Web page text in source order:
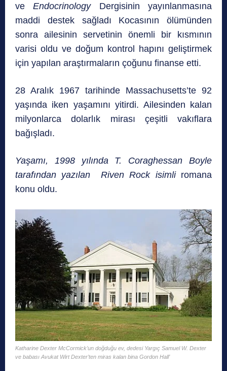
veEndocrinologyDergisinin yayınlanmasına
maddi destek sağladı Kocasının ölümünden
sonra ailesinin servetinin önemli bir kısmının
varisi oldu ve doğum kontrol hapını geliştirmek
için yapılan araştırmaların çoğunu finanse etti.
28 Aralık 1967 tarihinde Massachusetts’te 92
yaşında iken yaşamını yitirdi. Ailesinden kalan
milyonlarca dolarlık mirası çeşitli vakıflara
bağışladı.
Yaşamı, 1998 yılında T. Coraghessan Boyle
tarafından yazılan Riven Rock isimliromana
konu oldu.
Katharine Dexter McCormick’un doğduğu ev, dedesi Yargıç Samuel W. Dexter
ve babası Avukat Wirt Dexter’ten miras kalan bina Gordon Hall’